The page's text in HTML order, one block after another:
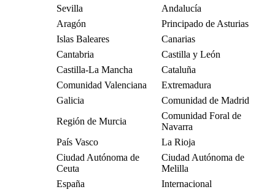
Sevilla
Andalucía
Aragón
Principado de Asturias
Islas Baleares
Canarias
Cantabria
Castilla y León
Castilla-La Mancha
Cataluña
Comunidad Valenciana
Extremadura
Galicia
Comunidad de Madrid
Región de Murcia
Comunidad Foral de
Navarra
País Vasco
La Rioja
Ciudad Autónoma de
Ceuta
Ciudad Autónoma de
Melilla
España
Internacional